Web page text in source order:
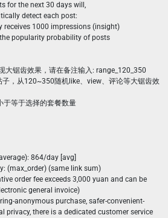
for the next 30 days will,
detect each post:
receives 1000 impressions (insight)
popularity probability of posts
大锯齿效果，请在备注输入: range_120_350
子，从120~350随机like、view、评论等大锯齿效
于等于选择的套餐数量
864/day [avg]
(max_order) (same link sum)
order fee exceeds 3,000 yuan and can be
general invoice)
anonymous purchase, safer-convenient-
privacy, there is a dedicated customer service